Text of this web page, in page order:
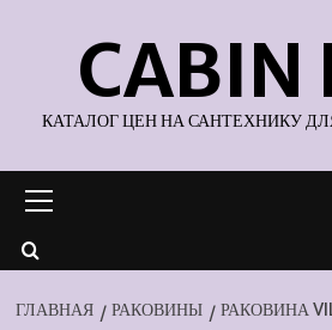
содержимомуCABIN
КАТАЛОГ ЦЕН НА САНТЕХНИКУ
меню
ГЛАВНАЯ РАКОВИНЫ
РАКОВИНА